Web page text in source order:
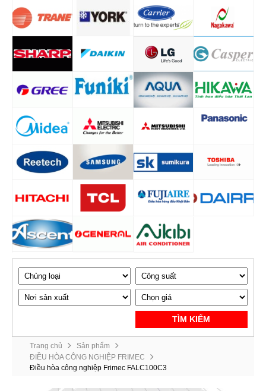
TÌM KIẾM
Trang chủ
Sản phẩm
ĐIỀU HÒA CÔNG NGHIỆP FRIMEC
Điều hòa công nghiệp Frimec FALC100C3